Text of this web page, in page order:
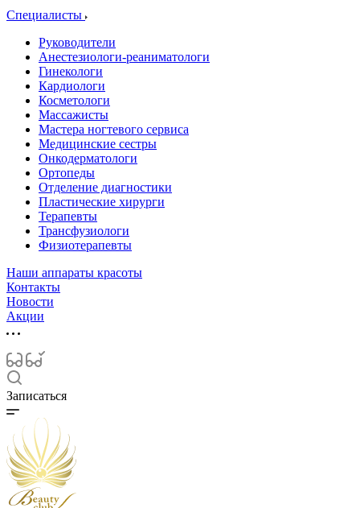
Специалисты
Руководители
Анестезиологи-реаниматологи
Гинекологи
Кардиологи
Косметологи
Массажисты
Мастера ногтевого сервиса
Медицинские сестры
Онкодерматологи
Ортопеды
Отделение диагностики
Пластические хирурги
Терапевты
Трансфузиологи
Физиотерапевты
Наши аппараты красоты
Контакты
Новости
Акции
Записаться